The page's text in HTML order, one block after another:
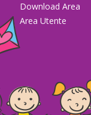
Download Area
Area Utente